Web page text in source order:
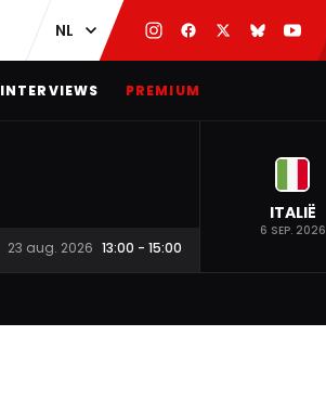
INTERVIEWS PREMIUM
23 aug. 2026 13:00 - 15:00
ITALIË
6 SEP. 2026